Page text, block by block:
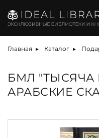
Главная Каталог
БМЛ "ТЫСЯЧА
АРАБСКИЕ